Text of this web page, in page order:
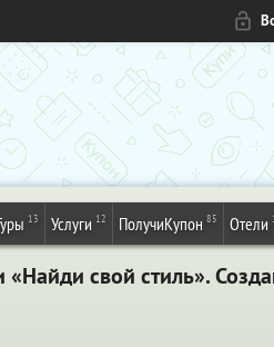
13 Услуги 12 ПолучиКупон 85 Отели
свой стиль».